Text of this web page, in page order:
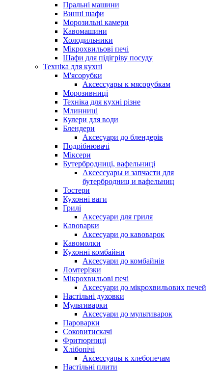
Пральні машини
Винні шафи
Морозильні камери
Кавомашини
Холодильники
Мікрохвильові печі
Шафи для підігріву посуду
Техніка для кухні
М'ясорубки
Аксессуары к мясорубкам
Морозивниці
Техніка для кухні різне
Млинниці
Кулери для води
Блендери
Аксесуари до блендерів
Подрібнювачі
Міксери
Бутербродниці, вафельниці
Аксессуары и запчасти для
бутербродниц и вафельниц
Тостери
Кухонні ваги
Грилі
Аксесуари для гриля
Кавоварки
Аксесуари до кавоварок
Кавомолки
Кухонні комбайни
Аксесуари до комбайнів
Ломтерізки
Мікрохвильові печі
Аксесуари до мікрохвильових печей
Настільні духовки
Мультиварки
Аксесуари до мультиварок
Пароварки
Соковитискачі
Фритюрниці
Хлібопічі
Аксессуары к хлебопечам
Настільні плити